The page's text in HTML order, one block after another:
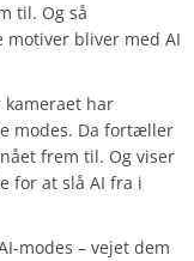
til. Og så
motiver bliver med AI
har
modes. Da fortæller
frem til. Og viser
for at slå AI fra i
modes – vejet dem